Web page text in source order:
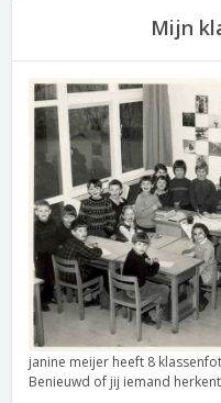
Mijn
janine meijer heeft 8
Benieuwd of jij iemand